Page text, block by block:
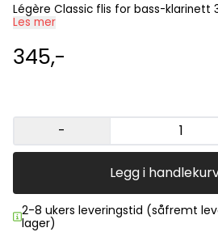
Légère Classic flis for bass-klarinett
Les mer
345,-
-
Legg i
2-8 ukers leveringstid (såfremt
lager)